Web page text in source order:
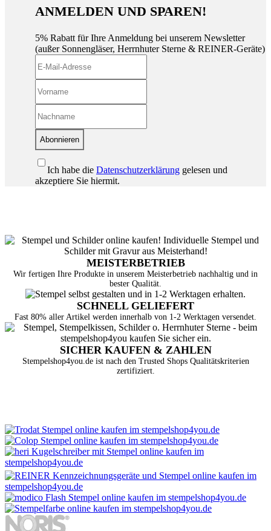
ANMELDEN UND SPAREN!
5% Rabatt für Ihre Anmeldung bei unserem Newsletter
(außer Sonnengläser, Herrnhuter Sterne & REINER-Geräte)
Abonnieren
Ich habe die Datenschutzerklärung gelesen und
akzeptiere Sie hiermit.
MEISTERBETRIEB
Wir fertigen Ihre Produkte in unserem Meisterbetrieb nachhaltig und in
bester Qualität.
SCHNELL GELIEFERT
Fast 80% aller Artikel werden innerhalb von 1-2 Werktagen versendet.
SICHER KAUFEN & ZAHLEN
Stempelshop4you.de ist nach den Trusted Shops Qualitätskriterien
zertifiziert.